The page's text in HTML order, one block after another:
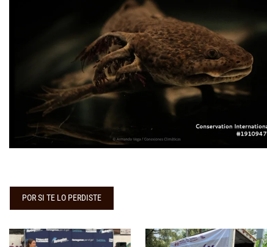
POR SI TE LO PERDISTE